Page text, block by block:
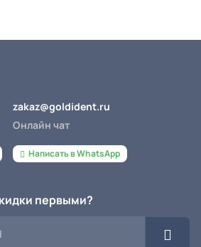
zakaz@goldident.ru
Онлайн чат
Написать в WhatsApp
первыми?